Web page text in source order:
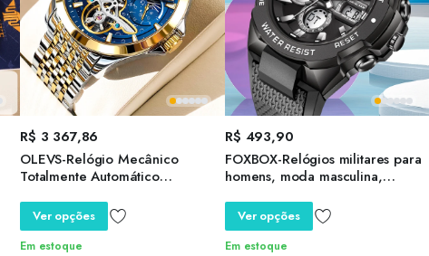
R$ 3 367,86
OLEVS-Relógio Mecânico
Totalmente Automático
Estrelado, Fase da Lua, Oco Out,
Impermeável, Marca de Luxo
Luminoso
Ver opções
Em estoque
R$ 493,90
FOXBOX-Relógios militares para
homens, moda masculina,
pulso com alarme, quartzo
impermeável, grande relógio,
relógio digital masculino
Ver opções
Em estoque